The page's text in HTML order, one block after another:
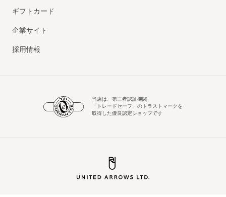
ギフトカード
企業サイト
採用情報
当店は、第三者認証機関
「トレードセーフ」のトラストマークを
取得した優良認定ショップです